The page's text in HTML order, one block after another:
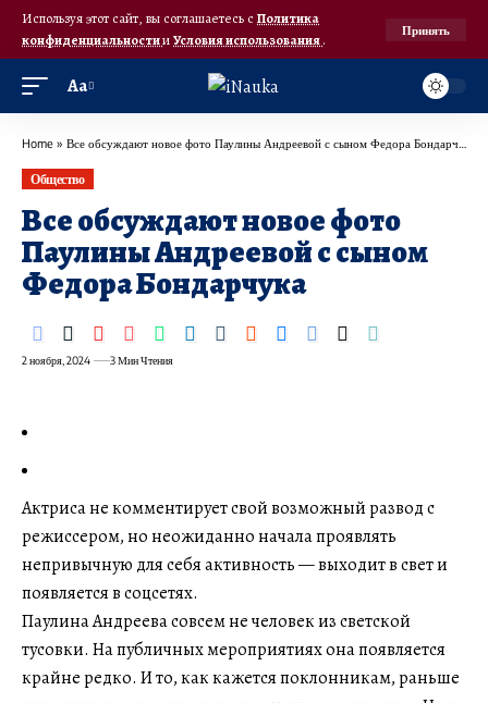
Используя этот сайт, вы соглашаетесь с Политика
конфиденциальностииУсловия использования.
Принять
Аа
Home » Все обсуждают новое фото Паулины Андреевой с сыном Федора Бондарчука
Общество
Все обсуждают новое фото
Паулины Андреевой с сыном
Федора Бондарчука
2 ноября, 2024 3 Мин Чтения
Актриса не комментирует свой возможный развод с
режиссером, но неожиданно начала проявлять
непривычную для себя активность — выходит в свет и
появляется в соцсетях.
Паулина Андреева совсем не человек из светской
тусовки. На публичных мероприятиях она появляется
крайне редко. И то, как кажется поклонникам, раньше